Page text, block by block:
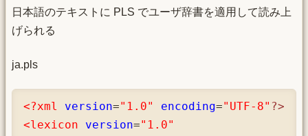
日本語のテキストに PLS でユーザ辞書を適用して読み上
げられる
ja.pls
<?xml version="1.0" encoding="UTF-8" ?>
<lexicon
version="1.0"